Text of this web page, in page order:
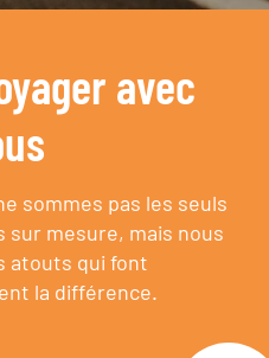
avec
sommes pas les seuls
sur mesure, mais nous
atouts qui font
la différence.